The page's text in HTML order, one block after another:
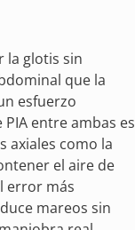
la glotis sin
que la
esfuerzo
entre ambas es
axiales como la
el aire de
error más
mareos sin